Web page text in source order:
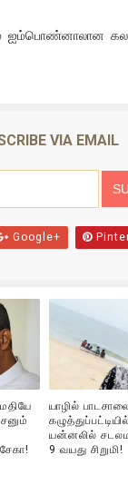
அதிரடி
கேணல் சங்கர்
தமிழின
சபை
ஐம்பொண்னாலான
VIA EMAIL
Google+
யாழில்
யன்னலில்
9 வயது சிறுமி!